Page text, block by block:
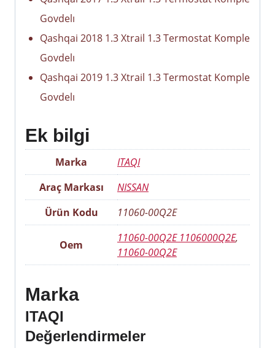
Govdelı
Qashqai 2018 1.3 Xtrail 1.3 Termostat Komple
Govdelı
Qashqai 2019 1.3 Xtrail 1.3 Termostat Komple
Govdelı
Ek bilgi
Marka
ITAQI
Araç Markası
NISSAN
Ürün Kodu
11060-00Q2E
Oem
11060-00Q2E 1106000Q2E,
11060-00Q2E
Marka
ITAQI
Değerlendirmeler